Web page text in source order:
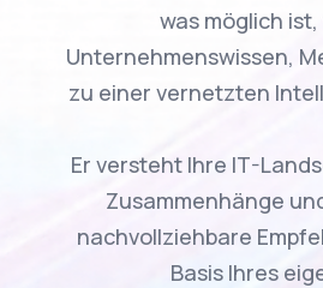
was möglich
Unternehmenswissen,
zu einer vernetzten
Er versteht Ihre IT-
Zusammenhänge
nachvollziehbare
Basis Ihres